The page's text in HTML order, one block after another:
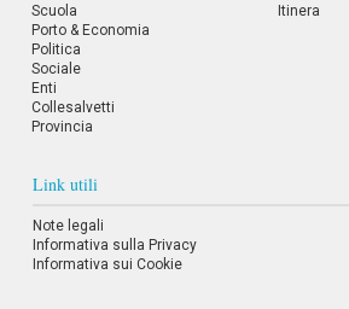
Scuola
Porto & Economia
Politica
Sociale
Enti
Collesalvetti
Provincia
Itinera
Link utili
Note legali
Informativa sulla Privacy
Informativa sui Cookie